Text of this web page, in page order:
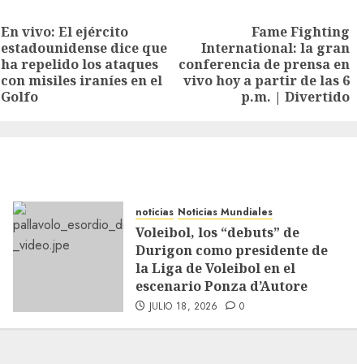
En vivo: El ejército
estadounidense dice que
ha repelido los ataques
con misiles iraníes en el
Golfo
Fame Fighting
International: la gran
conferencia de prensa en
vivo hoy a partir de las 6
p.m. | Divertido
noticias Noticias Mundiales
Voleibol, los “debuts” de
Durigon como presidente de
la Liga de Voleibol en el
escenario Ponza d’Autore
JULIO 18, 2026 0